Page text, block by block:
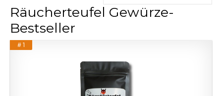
Räucherteufel Gewürze-
Bestseller
# 1